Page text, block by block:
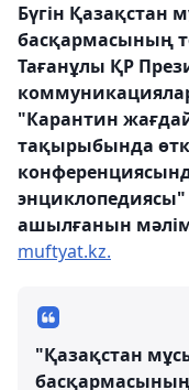
Бүгін Қазақстан
басқармасының
Тағанұлы ҚР
"Карантин
тақырыбында
ашылғанын мәлім
muftyat.kz.
"Қазақстан